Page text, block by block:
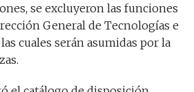
se excluyeron las funciones
General de Tecnologías e
cuales serán asumidas por la